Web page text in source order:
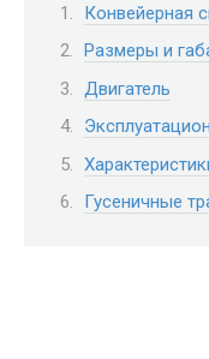
Конвейерная
Размеры и
Двигатель
Гусеничные